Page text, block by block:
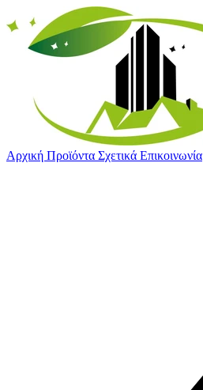
Αρχική Προϊόντα Σχετικά Επικοινωνία